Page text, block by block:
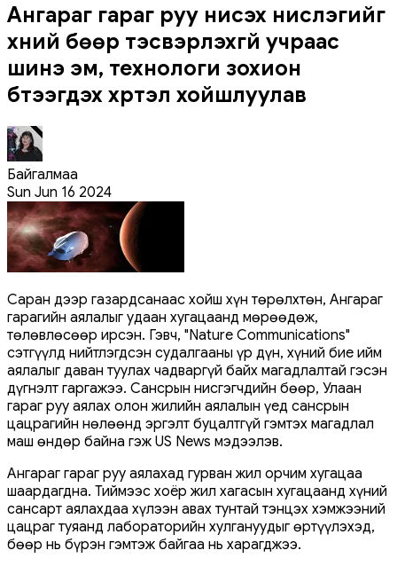
Ангараг гараг руу нисэх нислэгийг
хүний ​​бөөр тэсвэрлэхгүй учраас
шинэ эм, технологи зохион
бүтээгдэх хүртэл хойшлуулав
Байгалмаа
Sun Jun 16 2024
Саран дээр газардсанаас хойш хүн төрөлхтөн, Ангараг
гарагийн аялалыг удаан хугацаанд мөрөөдөж,
төлөвлөсөөр ирсэн. Гэвч, "Nature Communications"
сэтгүүлд нийтлэгдсэн судалгааны үр дүн, хүний ​​бие ийм
аялалыг даван туулах чадваргүй байх магадлалтай гэсэн
дүгнэлт гаргажээ. Сансрын нисгэгчдийн бөөр, Улаан
гараг руу аялах олон жилийн аялалын үед сансрын
цацрагийн нөлөөнд эргэлт буцалтгүй гэмтэх магадлал
маш өндөр байна гэж US News мэдээлэв.
Ангараг гараг руу аялахад гурван жил орчим хугацаа
шаардагдна. Тиймээс хоёр жил хагасын хугацаанд хүний
сансарт аялахдаа хүлээн авах тунтай тэнцэх хэмжээний
цацраг туяанд лабораторийн хулгануудыг өртүүлэхэд,
бөөр нь бүрэн гэмтэж байгаа нь харагджээ.